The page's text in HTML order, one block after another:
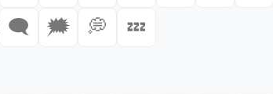
🗨️ 🗯️ 💭 💤